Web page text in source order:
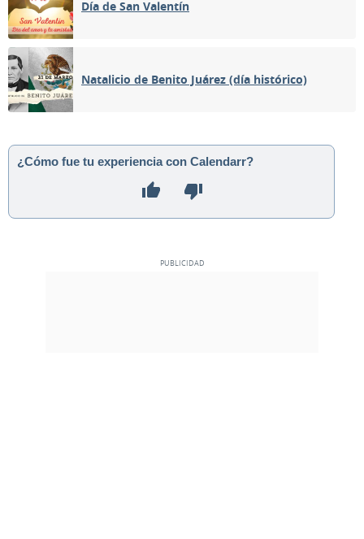
Día de San Valentín
Natalicio de Benito Juárez (día histórico)
¿Cómo fue tu experiencia con Calendarr?